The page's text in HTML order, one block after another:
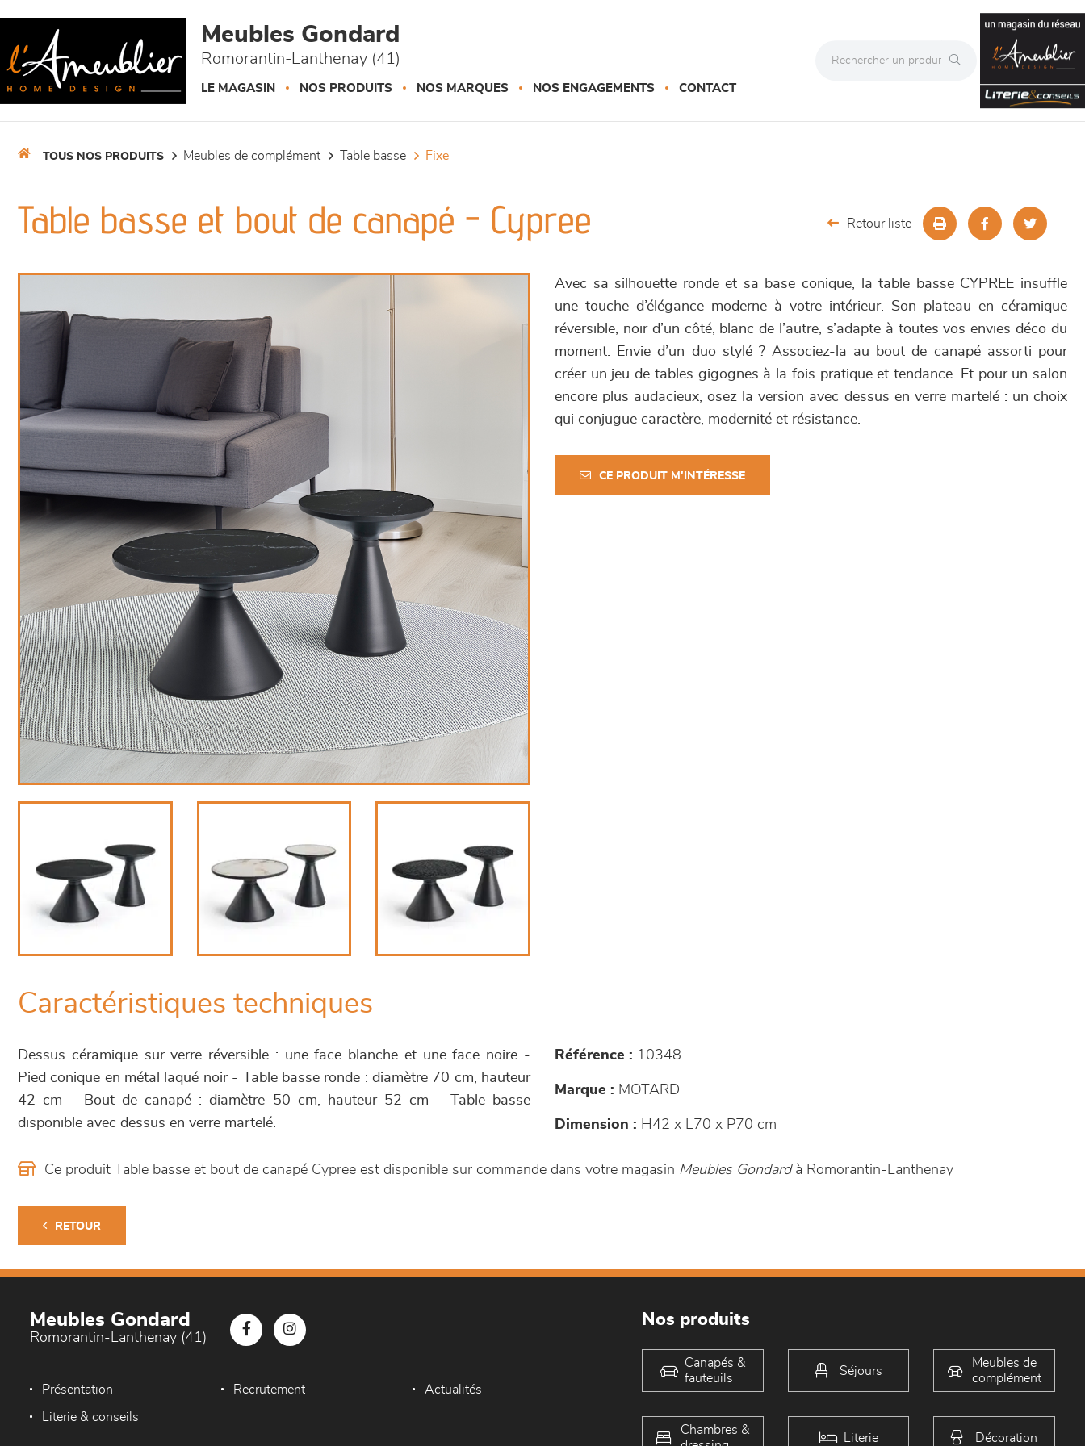
Meubles Gondard
Romorantin-Lanthenay (41)
LE MAGASIN NOS PRODUITS NOS MARQUES NOS ENGAGEMENTS CONTACT
TOUS NOS PRODUITS meubles de complément table basse fixe
Table basse et bout de canapé - Cypree Retour liste
Avec sa silhouette ronde et sa base conique, la table basse CYPREE insuffle
une touche d’élégance moderne à votre intérieur. Son plateau en céramique
réversible, noir d’un côté, blanc de l’autre, s’adapte à toutes vos envies déco du
moment. Envie d’un duo stylé ? Associez-la au bout de canapé assorti pour
créer un jeu de tables gigognes à la fois pratique et tendance. Et pour un salon
encore plus audacieux, osez la version avec dessus en verre martelé : un choix
qui conjugue caractère, modernité et résistance.
CE PRODUIT M'INTÉRESSE
Caractéristiques techniques
Dessus céramique sur verre réversible : une face blanche et une face noire -
Pied conique en métal laqué noir - Table basse ronde : diamètre 70 cm, hauteur
42 cm - Bout de canapé : diamètre 50 cm, hauteur 52 cm - Table basse
disponible avec dessus en verre martelé.
Référence : 10348
Marque : MOTARD
Dimension : H42 x L70 x P70 cm
Ce produit Table basse et bout de canapé Cypree est disponible sur commande dans votre magasin Meubles Gondardà Romorantin-Lanthenay
RETOUR
Meubles Gondard
Romorantin-Lanthenay (41)
Présentation Recrutement Actualités
Literie & conseils
Nos produits
Canapés &
fauteuils
Séjours
Meubles de
complément
Chambres &
Literie Décoration